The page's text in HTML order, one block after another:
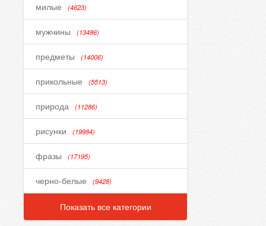
милые (4623)
мужчины (13486)
предметы (14006)
прикольные (5513)
природа (11286)
рисунки (19984)
фразы (17195)
черно-белые (9428)
Показать все категории